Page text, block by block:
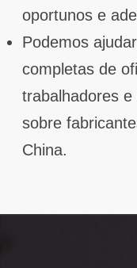
oportunos e
Podemos
completas de
trabalhadores
sobre
China.